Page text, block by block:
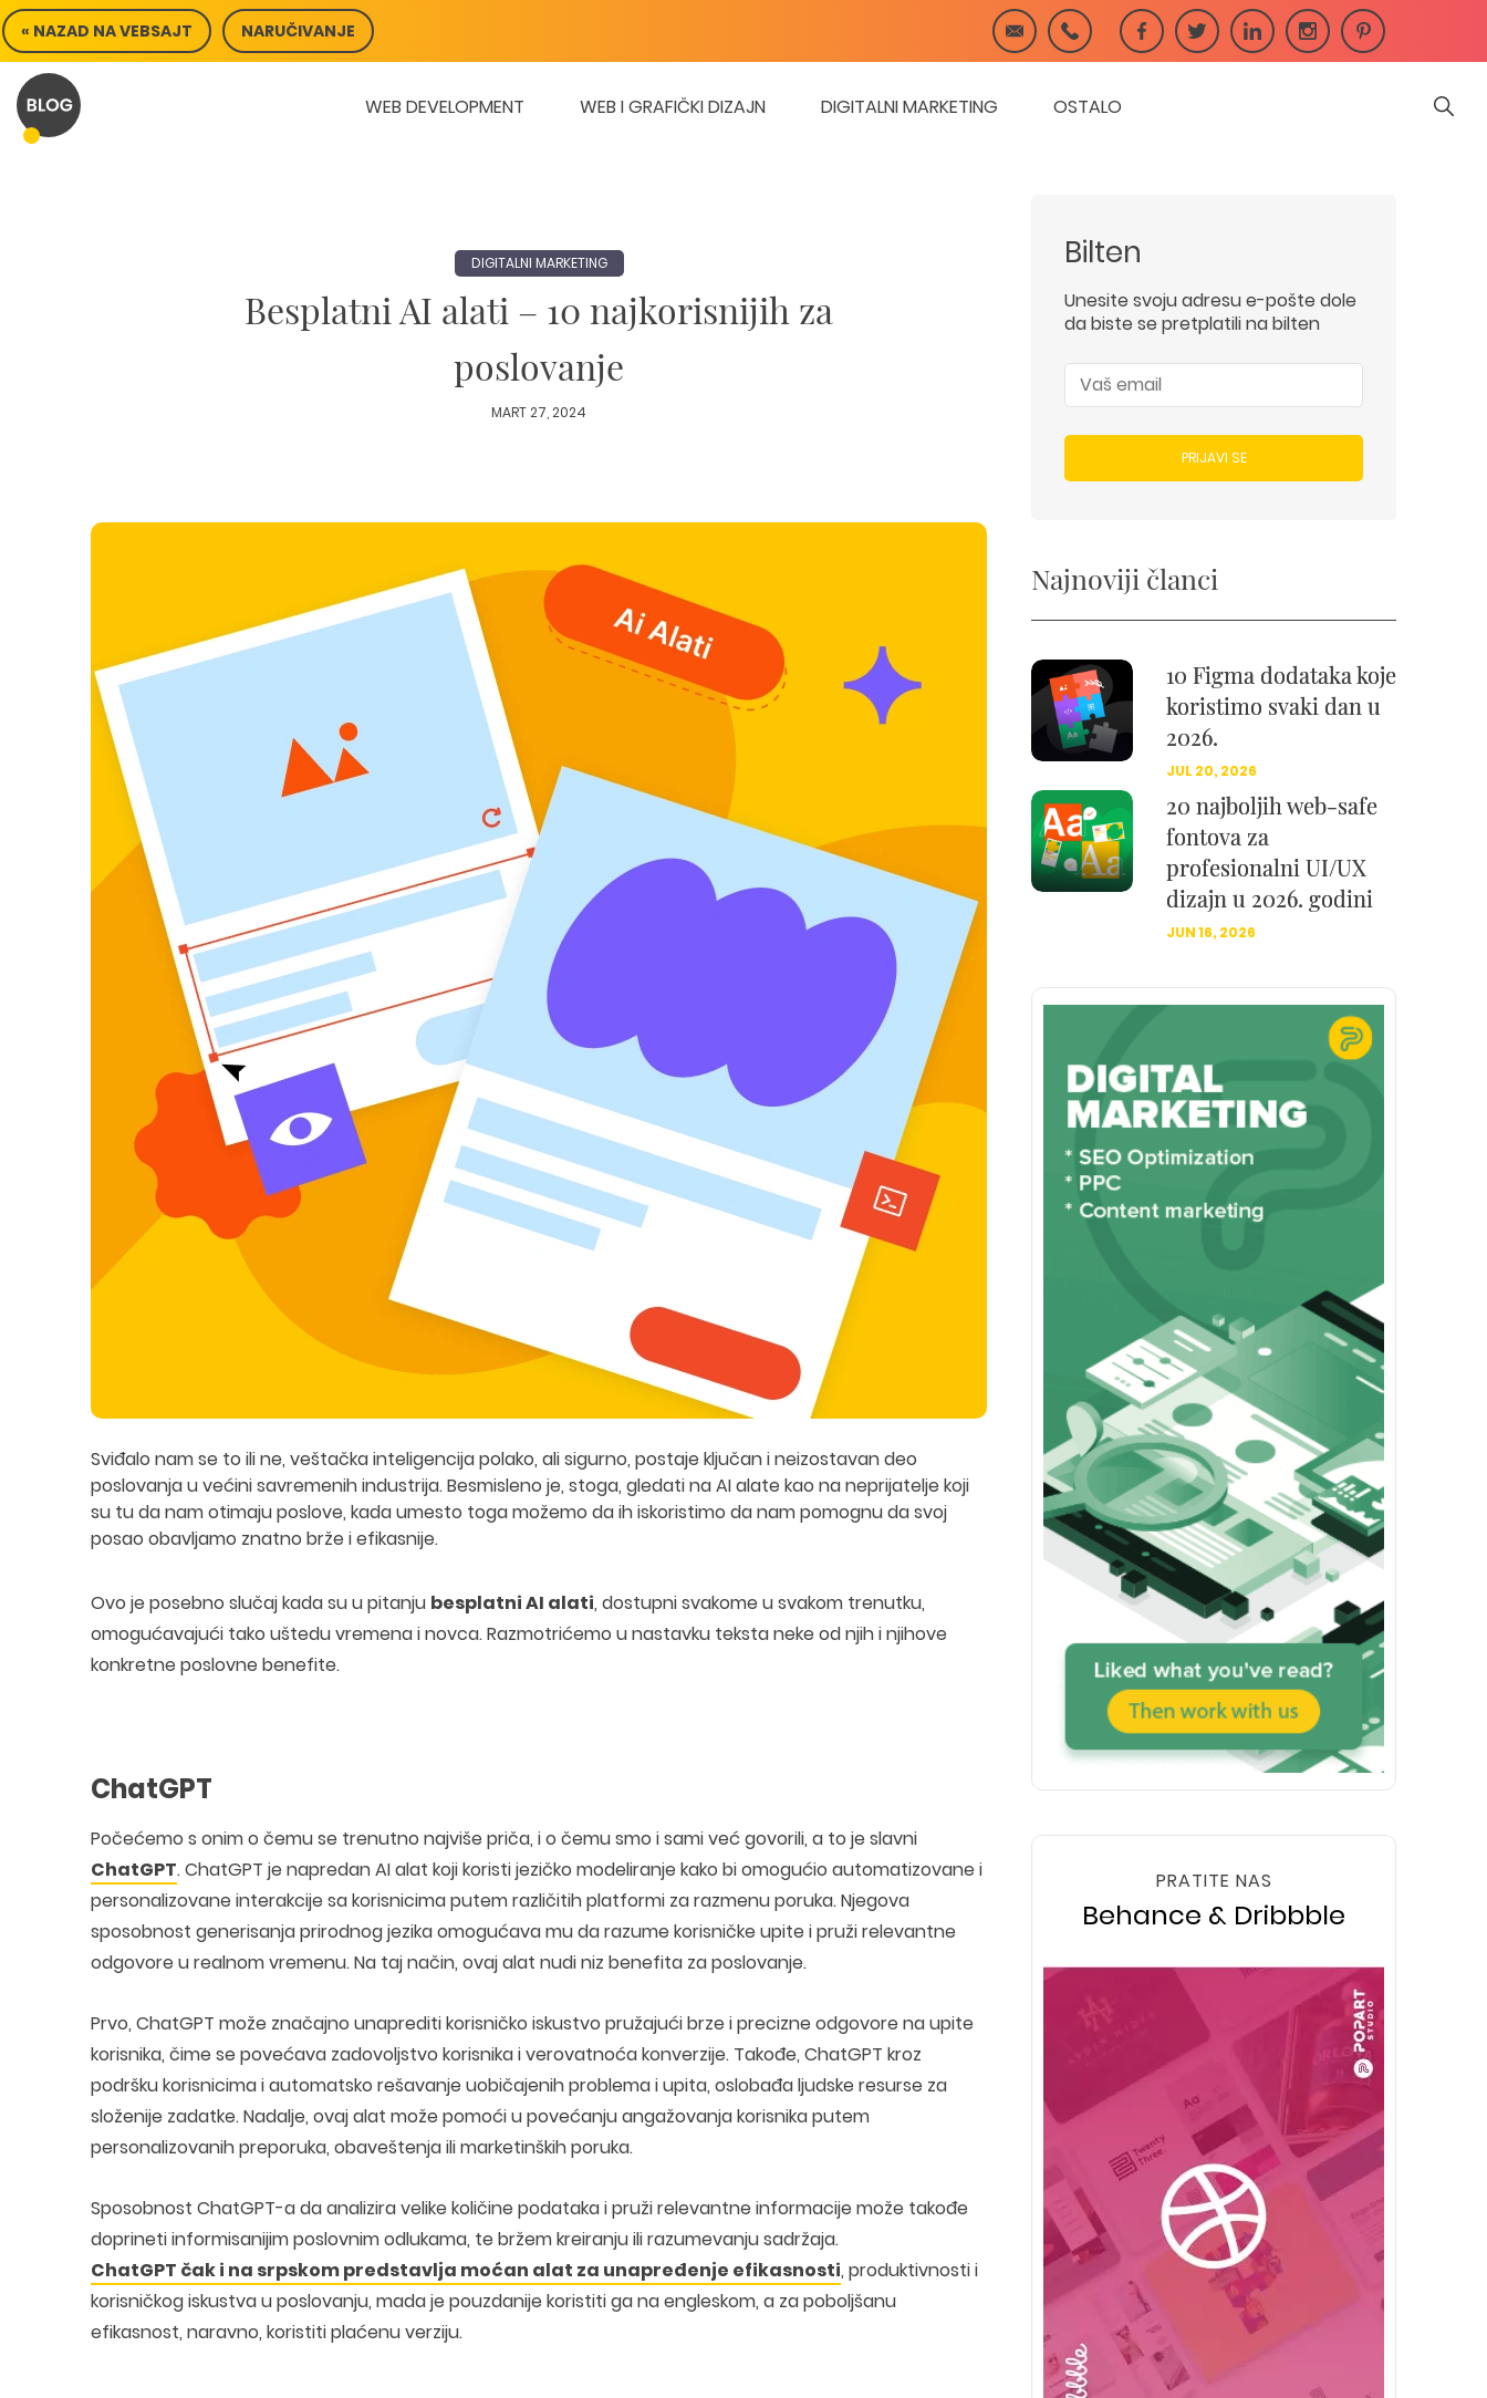
Skip
to
content
« NAZAD NA VEBSAJT NARUČIVANJE
WEB DEVELOPMENT WEB I GRAFIČKI DIZAJN DIGITALNI MARKETING OSTALO
DIGITALNI MARKETING
Besplatni AI alati – 10 najkorisnijih za
poslovanje
MART 27, 2024
Sviđalo nam se to ili ne, veštačka inteligencija polako, ali sigurno, postaje ključan i neizostavan deo
poslovanja u većini savremenih industrija. Besmisleno je, stoga, gledati na AI alate kao na neprijatelje koji
su tu da nam otimaju poslove, kada umesto toga možemo da ih iskoristimo da nam pomognu da svoj
posao obavljamo znatno brže i efikasnije.
Ovo je posebno slučaj kada su u pitanju besplatni AI alati, dostupni svakome u svakom trenutku,
omogućavajući tako uštedu vremena i novca. Razmotrićemo u nastavku teksta neke od njih i njihove
konkretne poslovne benefite.
ChatGPT
Počećemo s onim o čemu se trenutno najviše priča, i o čemu smo i sami već govorili, a to je slavni
ChatGPT. ChatGPT je napredan AI alat koji koristi jezičko modeliranje kako bi omogućio automatizovane i
personalizovane interakcije sa korisnicima putem različitih platformi za razmenu poruka. Njegova
sposobnost generisanja prirodnog jezika omogućava mu da razume korisničke upite i pruži relevantne
odgovore u realnom vremenu. Na taj način, ovaj alat nudi niz benefita za poslovanje.
Prvo, ChatGPT može značajno unaprediti korisničko iskustvo pružajući brze i precizne odgovore na upite
korisnika, čime se povećava zadovoljstvo korisnika i verovatnoća konverzije. Takođe, ChatGPT kroz
podršku korisnicima i automatsko rešavanje uobičajenih problema i upita, oslobađa ljudske resurse za
složenije zadatke. Nadalje, ovaj alat može pomoći u povećanju angažovanja korisnika putem
personalizovanih preporuka, obaveštenja ili marketinških poruka.
Sposobnost ChatGPT-a da analizira velike količine podataka i pruži relevantne informacije može takođe
doprineti informisanijim poslovnim odlukama, te bržem kreiranju ili razumevanju sadržaja.
ChatGPT čak i na srpskom predstavlja moćan alat za unapređenje efikasnosti, produktivnosti i
korisničkog iskustva u poslovanju, mada je pouzdanije koristiti ga na engleskom, a za poboljšanu
efikasnost, naravno, koristiti plaćenu verziju.
Bilten
Unesite svoju adresu e-pošte dole
da biste se pretplatili na bilten
PRIJAVI SE
Najnoviji članci
10 Figma dodataka koje
koristimo svaki dan u
2026.
JUL 20, 2026
20 najboljih web-safe
fontova za
profesionalni UI/UX
dizajn u 2026. godini
JUN 16, 2026
PRATITE NAS
Behance & Dribbble